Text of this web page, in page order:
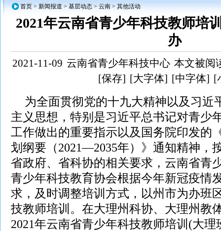
首页 > 新闻报道 > 基层动态 > 云南 > 其他活动
2021年云南省青少年科技教师培
办
2021-11-09 云南省青少年科技中心 本文被阅
[保存] [大字体] [中字体] [
为全面贯彻党的十九大精神以及习近
主义思想，特别是习近平总书记对青少
工作做出的重要指示以及国务院印发的
划纲要（2021—2035年）》通知精神，
省政府、省科协的相关要求，云南省青
青少年科技教育协会根据今年新冠疫情
求，及时调整培训方式，以州市为办班
技教师培训。在大理州科协、大理州教
2021年云南省青少年科技教师培训(大理